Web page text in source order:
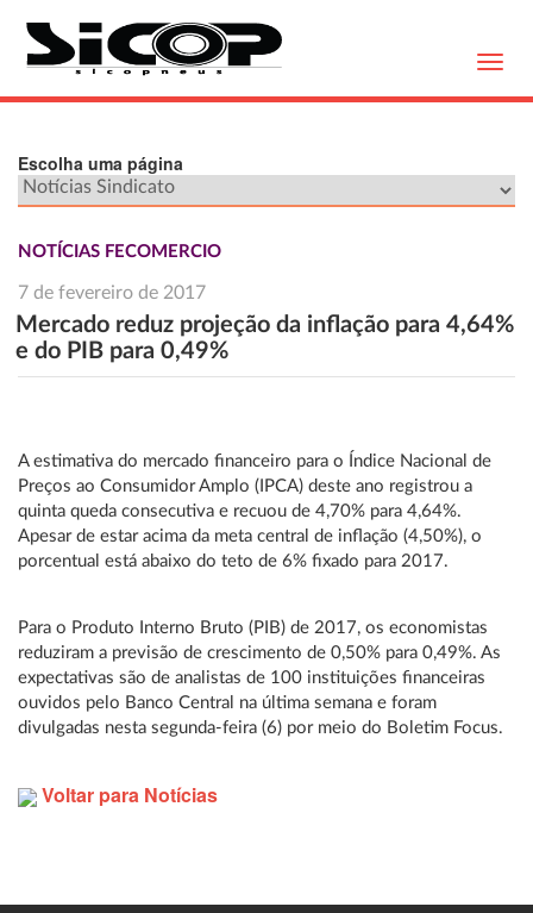
Escolha uma página
NOTÍCIAS FECOMERCIO
7 de fevereiro de 2017
Mercado reduz projeção da inflação para 4,64%
e do PIB para 0,49%
A estimativa do mercado financeiro para o Índice Nacional de
Preços ao Consumidor Amplo (IPCA) deste ano registrou a
quinta queda consecutiva e recuou de 4,70% para 4,64%.
Apesar de estar acima da meta central de inflação (4,50%), o
porcentual está abaixo do teto de 6% fixado para 2017.
Para o Produto Interno Bruto (PIB) de 2017, os economistas
reduziram a previsão de crescimento de 0,50% para 0,49%. As
expectativas são de analistas de 100 instituições financeiras
ouvidos pelo Banco Central na última semana e foram
divulgadas nesta segunda-feira (6) por meio do Boletim Focus.
Voltar para Notícias